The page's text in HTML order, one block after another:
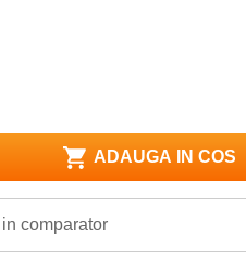
ADAUGA IN COS
comparator